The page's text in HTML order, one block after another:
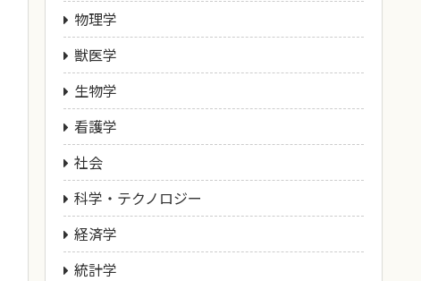
物理学
獣医学
生物学
看護学
社会
科学・テクノロジー
経済学
統計学